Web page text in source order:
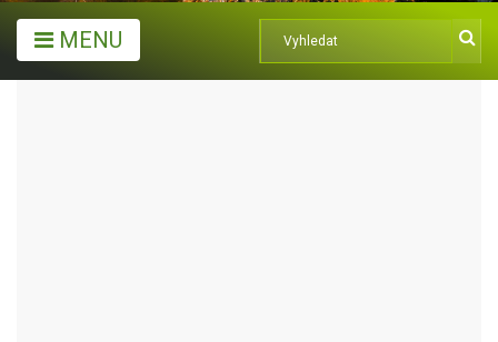
MENU